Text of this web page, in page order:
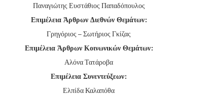
Παναγιώτης Ευστάθιος Παπαδόπουλος
Επιμέλεια Άρθρων Διεθνών Θεμάτων:
Γρηγόριος – Σωτήριος Γκίζας
Επιμέλεια Άρθρων Κοινωνικών Θεμάτων:
Αλόνα Τατάροβα
Επιμέλεια Συνεντεύξεων:
Ελπίδα Καλαπόθα